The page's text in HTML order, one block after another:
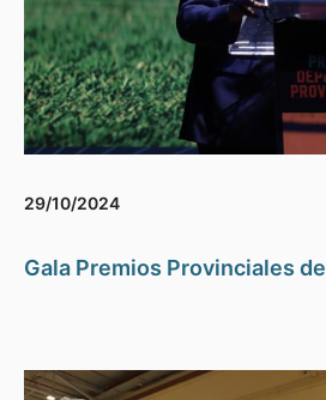
29/10/2024
Gala Premios Provinciales